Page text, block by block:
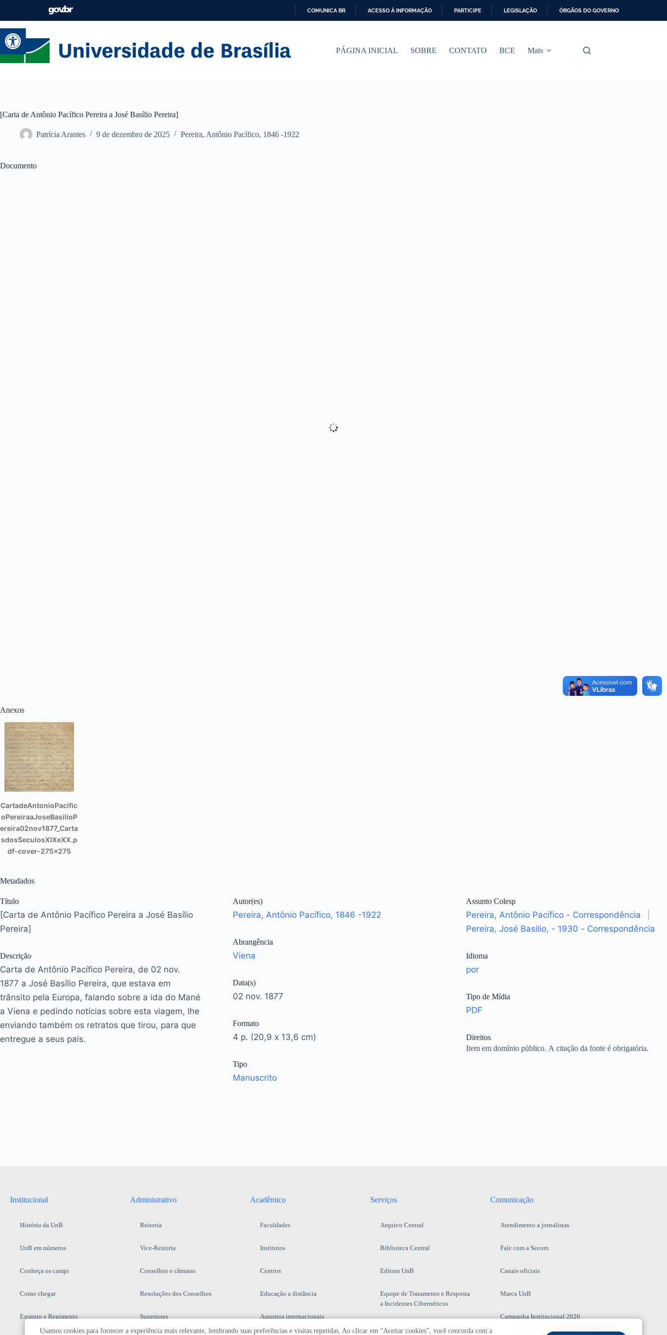
Abrir a barra de ferramentas
A
COMUNICA BR ACESSO À INFORMAÇÃO PARTICIPE LEGISLAÇÃO ÓRGÃOS DO GOVERNO
PÁGINA INICIAL SOBRE CONTATO BCE Mais
[Carta de Antônio Pacífico Pereira a José Basílio Pereira]
Patrícia Arantes 9 de dezembro de 2025 Pereira, Antônio Pacífico, 1846 -1922
Documento
Anexos
CartadeAntonioPacific
oPereiraaJoseBasilioP
ereira02nov1877_Carta
sdosSeculosXIXeXX.p
df-cover-275x275
Metadados
Título
[Carta de Antônio Pacífico Pereira a José Basílio
Pereira]
Descrição
Carta de Antônio Pacífico Pereira, de 02 nov.
1877 a José Basílio Pereira, que estava em
trânsito pela Europa, falando sobre a ida do Mané
a Viena e pedindo notícias sobre esta viagem, lhe
enviando também os retratos que tirou, para que
entregue a seus pais.
Autor(es)
Pereira, Antônio Pacífico, 1846 -1922
Abrangência
Viena
Data(s)
02 nov. 1877
Formato
4 p. (20,9 x 13,6 cm)
Tipo
Manuscrito
Assunto Colesp
Pereira, Antônio Pacífico - Correspondência
Pereira, José Basilio, - 1930 - Correspondência
Idioma
por
Tipo de Mídia
PDF
Direitos
Item em domínio público. A citação da fonte é obrigatória.
Institucional
História da UnB
UnB em números
Conheça os campi
Como chegar
Estatuto e Regimento
Administrativo
Reitoria
Vice-Reitoria
Conselhos e câmaras
Resoluções dos Conselhos
Superiores
Acadêmico
Faculdades
Institutos
Centros
Educação a distância
Assuntos internacionais
Serviços
Arquivo Central
Biblioteca Central
Editora UnB
Equipe de Tratamento e Resposta
a Incidentes Cibernéticos
Comunicação
Atendimento a jornalistas
Fale com a Secom
Canais oficiais
Marca UnB
Campanha Institucional 2026
Usamos cookies para fornecer a experiência mais relevante, lembrando suas preferências e visitas repetidas. Ao clicar em “Aceitar cookies”, você concorda com a